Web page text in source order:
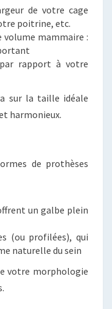
de votre cage
poitrine, etc.
volume mammaire :
rapport à votre
sur la taille idéale
harmonieux.
de prothèses
un galbe plein
(ou profilées), qui
naturelle du sein
votre morphologie